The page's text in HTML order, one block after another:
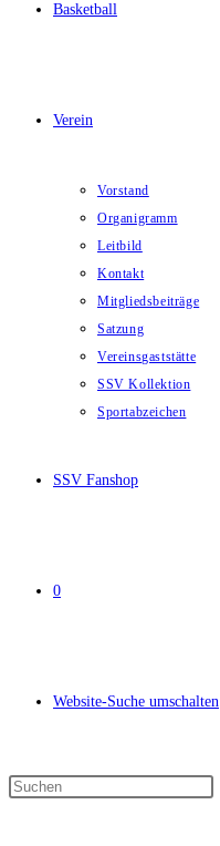
Basketball
Verein
Vorstand
Organigramm
Leitbild
Kontakt
Mitgliedsbeiträge
Satzung
Vereinsgaststätte
SSV Kollektion
Sportabzeichen
SSV Fanshop
0
Website-Suche umschalten